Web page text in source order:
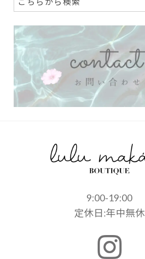
9:00-19:00
定休日:年中無休